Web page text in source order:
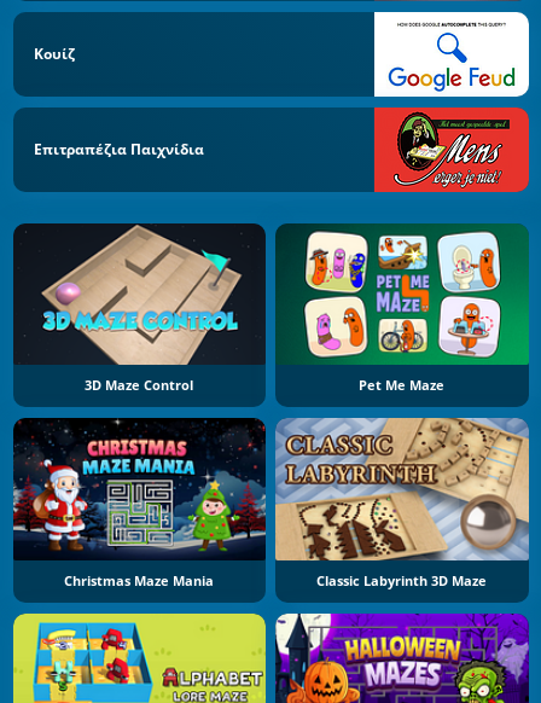
Κουίζ
Επιτραπέζια Παιχνίδια
3D Maze Control Pet Me Maze
Christmas Maze Mania Classic Labyrinth 3D Maze